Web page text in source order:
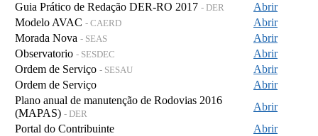
Guia Prático de Redação DER-RO 2017 - DER
Abrir
Modelo AVAC - CAERD
Abrir
Morada Nova - SEAS
Abrir
Observatorio - SESDEC
Abrir
Ordem de Serviço - SESAU
Abrir
Ordem de Serviço
Abrir
Plano anual de manutenção de Rodovias 2016
(MAPAS) - DER
Abrir
Portal do Contribuinte
Abrir